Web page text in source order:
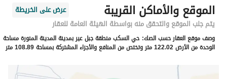
رقم المبنى
3466
الرقم الاضافي
7021
24.355605742215854
الموقع والأماكن القريبة
عرض على الخريطة
يتم جلب الموقع والتحقق منه بواسطة الهيئة العامة للعقار
وصف موقع العقار حسب الصك: حي السكب منطقة جبل عير بمدينة المدينة المنورة مساحة
الوحدة من الأرض 122.02 متر وتختص من المنافع والأجزاء المشتركة بمساحة 108.89 متر